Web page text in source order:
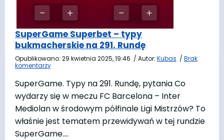
SuperGame Superbet – typy
bukmacherskie na 291. Rundę
Opublikowano: 29 kwietnia 2025, 19:46 / Autor: Kubas / Brak
komentarzy
SuperGame. Typy na 291. Rundę, pytania Co
wydarzy się w meczu FC Barcelona – Inter
Mediolan w środowym półfinale Ligi Mistrzów? To
właśnie jest tematem przewidywań w tej rundzie
SuperGame….